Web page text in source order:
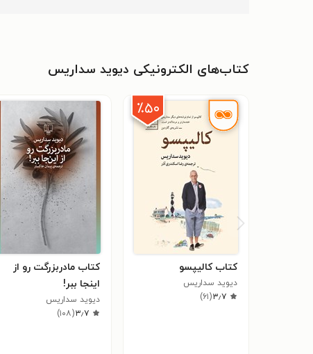
کتاب‌های الکترونیکی دیوید سداریس
٪۵۰
کتاب کالیپسو
دیوید سداریس
۳٫۷(۶۱)
کتاب مادربزرگت رو از
اینجا ببر!
دیوید سداریس
۳٫۷(۱۰۸)